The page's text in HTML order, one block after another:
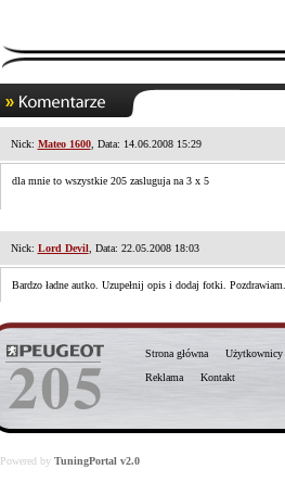
Nick: Mateo 1600, Data: 14.06.2008 15:29
dla mnie to wszystkie 205 zasluguja na 3 x 5
Nick: Lord Devil, Data: 22.05.2008 18:03
Bardzo ładne autko. Uzupełnij opis i dodaj fotki. Pozdrawiam.
Strona główna
Użytkownicy
Reklama
Kontakt
Powered by TuningPortal v2.0